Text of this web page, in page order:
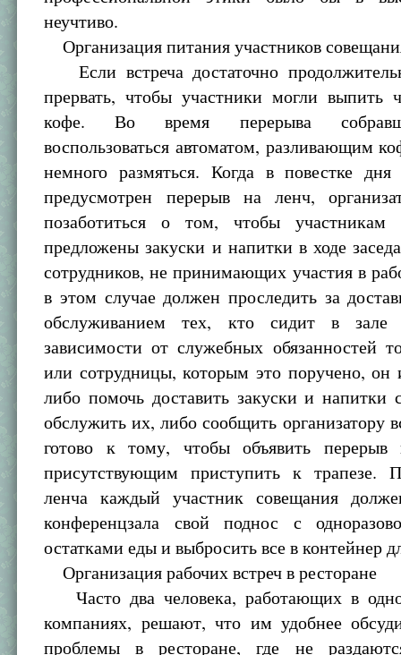
неучтиво.
Организация питания участников
Если встреча достаточно
прервать, чтобы участники могли выпить
кофе. Во время перерыва
воспользоваться автоматом, разливающим
немного размяться. Когда в повестке
предусмотрен перерыв на ленч,
позаботиться о том, чтобы участникам
предложены закуски и напитки в ходе
сотрудников, не принимающих участия в
в этом случае должен проследить за
обслуживанием тех, кто сидит в зале
зависимости от служебных обязанностей
или сотрудницы, которым это поручено,
либо помочь доставить закуски и напитки
обслужить их, либо сообщить организатору
готово к тому, чтобы объявить перерыв
присутствующим приступить к трапезе.
ленча каждый участник совещания
конференцзала свой поднос с
остатками еды и выбросить все в контейнер
Организация рабочих встреч в ресторане
Часто два человека, работающих в
компаниях, решают, что им удобнее
проблемы в ресторане, где не